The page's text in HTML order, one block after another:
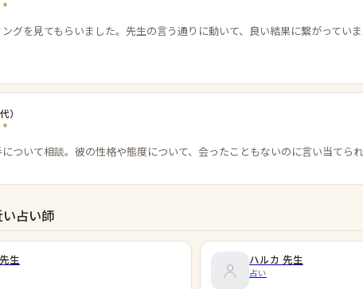
グを見てもらいました。先生の言う通りに動いて、良い結果に繋がってい
）
ついて相談。彼の性格や態度について、会ったこともないのに言い当てられ
占い師
先生 ハルカ 先生
占い